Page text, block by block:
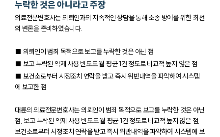
누락한 것은 아니라고 주장
의료전문변호사는 의뢰인과의 지속적인 상담을 통해 소송 방어를 위한 최선
의 변론을 준비하였습니다.
■ 의뢰인이 범죄 목적으로 보고를 누락한 것은 아닌 점
■ 보고 누락된 약제 사용 빈도도 월 평균 1건 정도로 비교적 높지 않은 점
■ 보건소로부터 시정조치 연락을 받고 즉시 위반내역을 파악하여 시스템
에 보고한 점
대륜의 의료전문변호사는 의뢰인이 범죄 목적으로 보고를 누락한 것은 아닌
점, 보고 누락된 약제 사용 빈도도 월 평균 1건 정도로 비교적 높지 않은 점,
보건소로부터 시정조치 연락을 받고 즉시 위반내역을 파악하여 시스템에 보